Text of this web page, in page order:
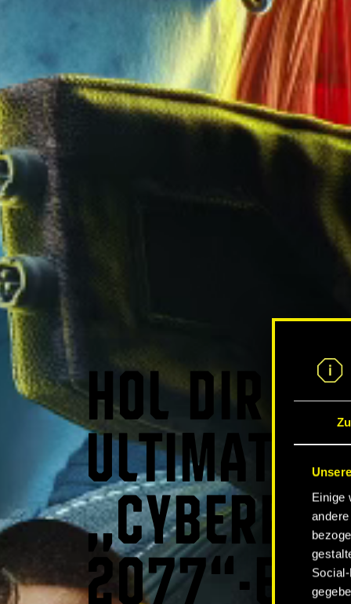
Einige
HOL DIR
ULTIMATIVE
2077“-